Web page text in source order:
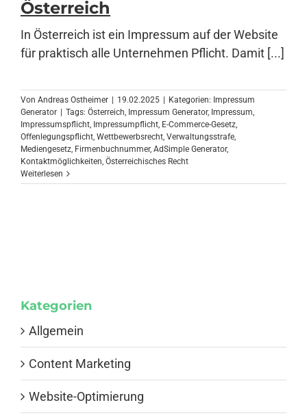
Anmelden
Österreich
In Österreich ist ein Impressum auf der Website
für praktisch alle Unternehmen Pflicht. Damit [...]
Von Andreas Ostheimer 19.02.2025 Kategorien: Impressum
Generator
Tags: Österreich, Impressum Generator, Impressum,
Impressumspflicht, Impressumpflicht, E-Commerce-Gesetz,
Offenlegungspflicht, Wettbewerbsrecht, Verwaltungsstrafe,
Mediengesetz, Firmenbuchnummer, AdSimple Generator,
Kontaktmöglichkeiten, Österreichisches Recht
Weiterlesen
Kategorien
Allgemein
Content Marketing
Website-Optimierung